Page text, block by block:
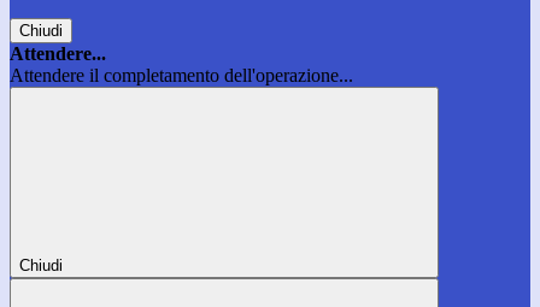
Chiudi
Attendere...
Attendere il completamento dell'operazione...
Chiudi